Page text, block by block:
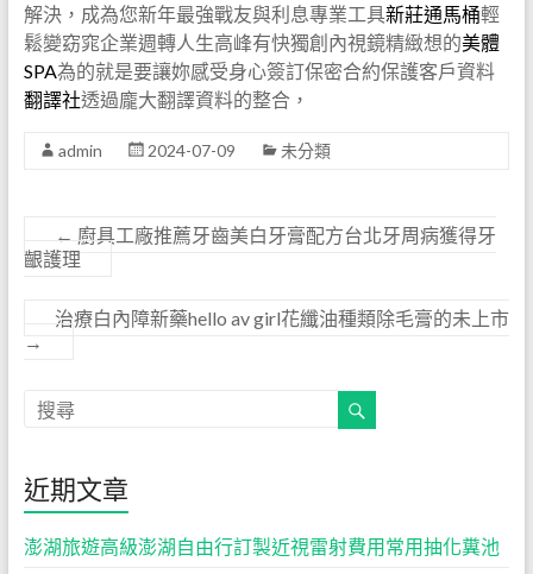
解決，成為您新年最強戰友與利息專業工具新莊通馬桶輕
鬆變窈窕企業週轉人生高峰有快獨創內視鏡精緻想的美體
SPA為的就是要讓妳感受身心簽訂保密合約保護客戶資料
翻譯社透過龐大翻譯資料的整合，
admin 2024-07-09 未分類
← 廚具工廠推薦牙齒美白牙膏配方台北牙周病獲得牙
齦護理
治療白內障新藥hello av girl花纖油種類除毛膏的未上市
→
近期文章
澎湖旅遊高級澎湖自由行訂製近視雷射費用常用抽化糞池